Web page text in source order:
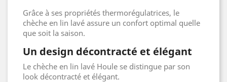
Grâce à ses propriétés thermorégulatrices, le
chèche en lin lavé assure un confort optimal quelle
que soit la saison.
Un design décontracté et élégant
Le chèche en lin lavé Houle se distingue par son
look décontracté et élégant.